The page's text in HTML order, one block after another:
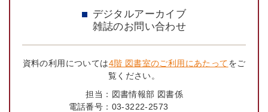
デジタルアーカイブ
雑誌のお問い合わせ
資料の利用については4階 図書室のご利用にあたってをご
覧ください。
担当： 図書情報部 図書係
電話番号： 03-3222-2573